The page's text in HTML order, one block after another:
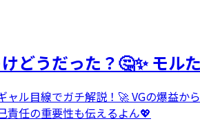
どうだった？🤔✨ モル
ャル目線でガチ解説！🚀 VGの爆益
責任の重要性も伝えるよん💖